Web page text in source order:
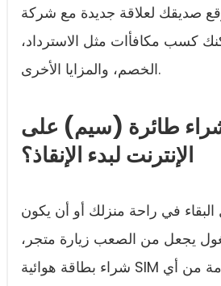
صديقك لعلاقة جديدة مع شركة
كسب مكافأات مثل الاسترداد،
الخصم، والمزايا الأخرى.
طائرة (سيم) على
الإنترنت لبدء الإنقاذ؟
في راحة منزلك أو أن يكون
يجعل من الصعب زيارة متجر،
شراء بطاقة هوائية SIM أصبح الآن أكثر ملاءمة من أي